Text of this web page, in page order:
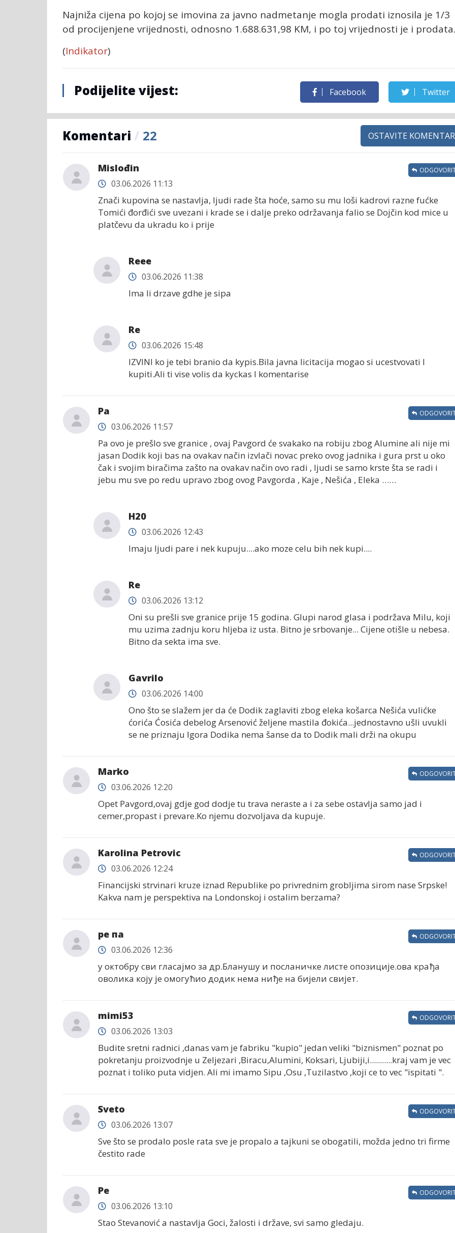
Najniža cijena po kojoj se imovina za javno nadmetanje mogla prodati iznosila je 1/3
od procijenjene vrijednosti, odnosno 1.688.631,98 KM, i po toj vrijednosti je i prodata.
(Indikator)
Podijelite vijest: Facebook Twitter
Komentari / 22 OSTAVITE KOMENTAR
Mislođin
03.06.2026 11:13
Znači kupovina se nastavlja, ljudi rade šta hoće, samo su mu loši kadrovi razne fućke
Tomići đorđići sve uvezani i krade se i dalje preko održavanja falio se Dojčin kod mice u
platčevu da ukradu ko i prije
Reee
03.06.2026 11:38
Ima li drzave gdhe je sipa
Re
03.06.2026 15:48
IZVINI ko je tebi branio da kypis.Bila javna licitacija mogao si ucestvovati I
kupiti.Ali ti vise volis da kyckas I komentarise
Pa
03.06.2026 11:57
Pa ovo je prešlo sve granice , ovaj Pavgord će svakako na robiju zbog Alumine ali nije mi
jasan Dodik koji bas na ovakav način izvlači novac preko ovog jadnika i gura prst u oko
čak i svojim biračima zašto na ovakav način ovo radi , ljudi se samo krste šta se radi i
jebu mu sve po redu upravo zbog ovog Pavgorda , Kaje , Nešića , Eleka ……
H20
03.06.2026 12:43
Imaju ljudi pare i nek kupuju....ako moze celu bih nek kupi....
Re
03.06.2026 13:12
Oni su prešli sve granice prije 15 godina. Glupi narod glasa i podržava Milu, koji
mu uzima zadnju koru hljeba iz usta. Bitno je srbovanje... Cijene otišle u nebesa.
Bitno da sekta ima sve.
Gavrilo
03.06.2026 14:00
Ono što se slažem jer da će Dodik zaglaviti zbog eleka košarca Nešića vulićke
ćorića Ćosića debelog Arsenović željene mastila đokića...jednostavno ušli uvukli
se ne priznaju Igora Dodika nema šanse da to Dodik mali drži na okupu
Marko
03.06.2026 12:20
Opet Pavgord,ovaj gdje god dodje tu trava neraste a i za sebe ostavlja samo jad i
cemer,propast i prevare.Ko njemu dozvoljava da kupuje.
Karolina Petrovic
03.06.2026 12:24
Financijski strvinari kruze iznad Republike po privrednim grobljima sirom nase Srpske!
Kakva nam je perspektiva na Londonskoj i ostalim berzama?
ре па
03.06.2026 12:36
у октобру сви гласајмо за др.Бланушу и посланичке листе опозиције.ова крађа
оволика коју је омогућио додик нема ниђе на бијели свијет.
mimi53
03.06.2026 13:03
Budite sretni radnici ,danas vam je fabriku "kupio" jedan veliki "biznismen" poznat po
pokretanju proizvodnje u Zeljezari ,Biracu,Alumini, Koksari, Ljubiji,i...........kraj vam je vec
poznat i toliko puta vidjen. Ali mi imamo Sipu ,Osu ,Tuzilastvo ,koji ce to vec "ispitati ".
Sveto
03.06.2026 13:07
Sve što se prodalo posle rata sve je propalo a tajkuni se obogatili, možda jedno tri firme
čestito rade
Ре
03.06.2026 13:10
Stao Stevanović a nastavlja Goci, žalosti i države, svi samo gledaju.